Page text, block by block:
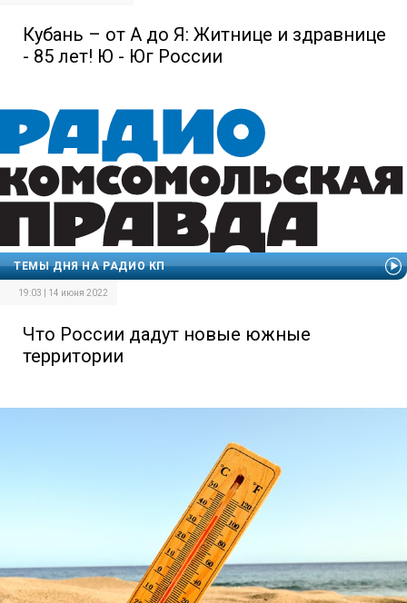
Кубань – от А до Я: Житнице и здравнице
- 85 лет! Ю - Юг России
ТЕМЫ ДНЯ НА РАДИО КП
19:03 | 14 июня 2022
Что России дадут новые южные
территории